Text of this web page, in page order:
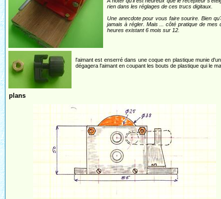
rien dans les réglages de ces trucs digitaux.
Une anecdote pour vous faire sourire. Bien
jamais à régler. Mais ... côté pratique de mes
heures existant 6 mois sur 12.
l'aimant est enserré dans une coque en plastique munie
dégagera l'aimant en coupant les bouts de plastique qui le
plans